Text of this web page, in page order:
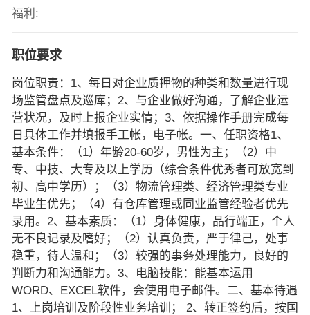
福利:
职位要求
岗位职责：1、每日对企业质押物的种类和数量进行现
场监管盘点及巡库；2、与企业做好沟通，了解企业运
营状况，及时上报企业实情；3、依据操作手册完成每
日具体工作并填报手工帐，电子帐。一、任职资格1、
基本条件：（1）年龄20-60岁，男性为主；（2）中
专、中技、大专及以上学历（综合条件优秀者可放宽到
初、高中学历）；（3）物流管理类、经济管理类专业
毕业生优先；（4）有仓库管理或同业监管经验者优先
录用。2、基本素质：（1）身体健康，品行端正，个人
无不良记录及嗜好；（2）认真负责，严于律己，处事
稳重，待人温和；（3）较强的事务处理能力，良好的
判断力和沟通能力。3、电脑技能：能基本运用
WORD、EXCEL软件，会使用电子邮件。二、基本待遇
1、上岗培训及阶段性业务培训； 2、转正签约后，按国